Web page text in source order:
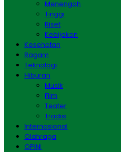
Menengah
Tinggi
Riset
Kebijakan
Kesehatan
Ragam
Teknologi
Hiburan
Musik
Film
Teater
Tradisi
Internasional
Olahraga
OPINI